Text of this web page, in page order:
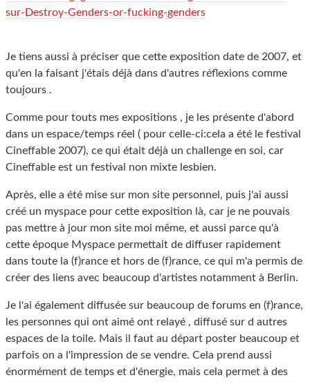
sur-Destroy-Genders-or-fucking-genders
Je tiens aussi à préciser que cette exposition date de 2007, et
qu'en la faisant j'étais déjà dans d'autres réflexions comme
toujours .
Comme pour touts mes expositions , je les présente d'abord
dans un espace/temps réel ( pour celle-ci:cela a été le festival
Cineffable 2007), ce qui était déjà un challenge en soi, car
Cineffable est un festival non mixte lesbien.
Après, elle a été mise sur mon site personnel, puis j'ai aussi
créé un myspace pour cette exposition là, car je ne pouvais
pas mettre à jour mon site moi même, et aussi parce qu'à
cette époque Myspace permettait de diffuser rapidement
dans toute la (f)rance et hors de (f)rance, ce qui m'a permis de
créer des liens avec beaucoup d'artistes notamment à Berlin.
Je l'ai également diffusée sur beaucoup de forums en (f)rance,
les personnes qui ont aimé ont relayé , diffusé sur d autres
espaces de la toile. Mais il faut au départ poster beaucoup et
parfois on a l'impression de se vendre. Cela prend aussi
énormément de temps et d'énergie, mais cela permet à des